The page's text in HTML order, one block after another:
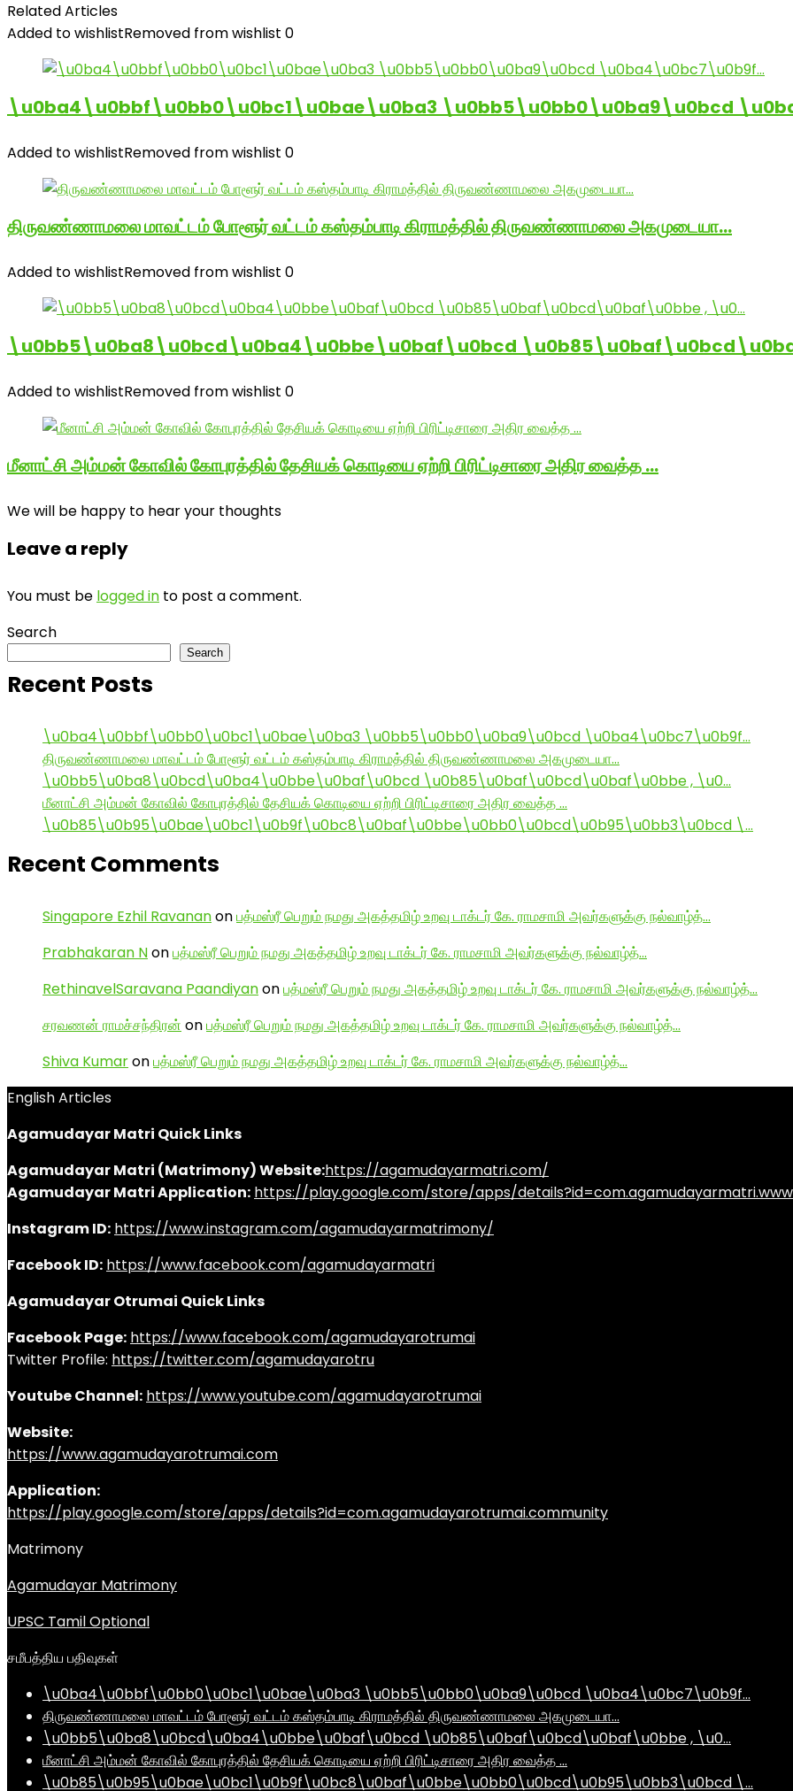
Related Articles
Added to wishlistRemoved from wishlist 0
\u0ba4\u0bbf\u0bb0\u0bc1\u0bae\u0ba3 \u0bb5\u0bb0\u0ba9\u0bcd
Added to wishlistRemoved from wishlist 0
திருவண்ணாமலை மாவட்டம் போளூர் வட்டம் கஸ்தம்பாடி கிராமத்தில் திருவண்ணாமலை அகமுடையா…
Added to wishlistRemoved from wishlist 0
\u0bb5\u0ba8\u0bcd\u0ba4\u0bbe\u0baf\u0bcd
Added to wishlistRemoved from wishlist 0
மீனாட்சி அம்மன் கோவில் கோபுரத்தில் தேசியக் கொடியை ஏற்றி பிரிட்டிசாரை அதிர வைத்த …
We will be happy to hear your thoughts
Leave a reply
You must be logged in to post a comment.
Search
Search
Recent Posts
\u0ba4\u0bbf\u0bb0\u0bc1\u0bae\u0ba3 \u0bb5\u0bb0\u0ba9\u0bcd \u0ba4\u0bc7\u0b9f…
திருவண்ணாமலை மாவட்டம் போளூர் வட்டம் கஸ்தம்பாடி கிராமத்தில் திருவண்ணாமலை அகமுடையா…
\u0bb5\u0ba8\u0bcd\u0ba4\u0bbe\u0baf\u0bcd \u0b85\u0baf\u0bcd\u0baf\u0bbe , \u0…
மீனாட்சி அம்மன் கோவில் கோபுரத்தில் தேசியக் கொடியை ஏற்றி பிரிட்டிசாரை அதிர வைத்த …
\u0b85\u0b95\u0bae\u0bc1\u0b9f\u0bc8\u0baf\u0bbe\u0bb0\u0bcd\u0b95\u0bb3\u0bcd \…
Recent Comments
Singapore Ezhil Ravananonபத்மஸ்ரீ பெறும் நமது அகத்தமிழ் உறவு டாக்டர் கே. ராமசாமி அவர்களுக்கு நல்வாழ்த்…
Prabhakaran Nonபத்மஸ்ரீ பெறும் நமது அகத்தமிழ் உறவு டாக்டர் கே. ராமசாமி அவர்களுக்கு நல்வாழ்த்…
RethinavelSaravana Paandiyanonபத்மஸ்ரீ பெறும் நமது அகத்தமிழ் உறவு டாக்டர் கே. ராமசாமி அவர்களுக்கு நல்வாழ்த்…
சரவணன் ராமச்சந்திரன் onபத்மஸ்ரீ பெறும் நமது அகத்தமிழ் உறவு டாக்டர் கே. ராமசாமி அவர்களுக்கு நல்வாழ்த்…
Shiva Kumaronபத்மஸ்ரீ பெறும் நமது அகத்தமிழ் உறவு டாக்டர் கே. ராமசாமி அவர்களுக்கு நல்வாழ்த்…
English Articles
Agamudayar Matri Quick Links
Agamudayar Matri (Matrimony) Website:https://agamudayarmatri.com/
Agamudayar Matri Application: https://play.google.com/store/apps/details?id=com.agamudayarmatri.www
Instagram ID: https://www.instagram.com/agamudayarmatrimony/
Facebook ID: https://www.facebook.com/agamudayarmatri
Agamudayar Otrumai Quick Links
Facebook Page: https://www.facebook.com/agamudayarotrumai
Twitter Profile: https://twitter.com/agamudayarotru
Youtube Channel: https://www.youtube.com/agamudayarotrumai
Website:
https://www.agamudayarotrumai.com
Application:
https://play.google.com/store/apps/details?id=com.agamudayarotrumai.community
Matrimony
Agamudayar Matrimony
UPSC Tamil Optional
சமீபத்திய பதிவுகள்
\u0ba4\u0bbf\u0bb0\u0bc1\u0bae\u0ba3 \u0bb5\u0bb0\u0ba9\u0bcd \u0ba4\u0bc7\u0b9f…
திருவண்ணாமலை மாவட்டம் போளூர் வட்டம் கஸ்தம்பாடி கிராமத்தில் திருவண்ணாமலை அகமுடையா…
\u0bb5\u0ba8\u0bcd\u0ba4\u0bbe\u0baf\u0bcd \u0b85\u0baf\u0bcd\u0baf\u0bbe , \u0…
மீனாட்சி அம்மன் கோவில் கோபுரத்தில் தேசியக் கொடியை ஏற்றி பிரிட்டிசாரை அதிர வைத்த …
\u0b85\u0b95\u0bae\u0bc1\u0b9f\u0bc8\u0baf\u0bbe\u0bb0\u0bcd\u0b95\u0bb3\u0bcd \…